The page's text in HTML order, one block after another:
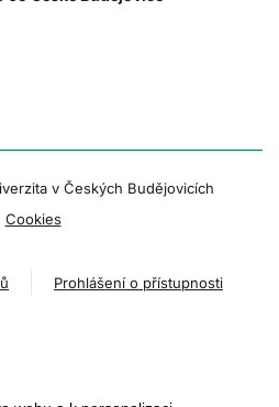
v Českých Budějovicích
Cookies
Prohlášení o přístupnosti